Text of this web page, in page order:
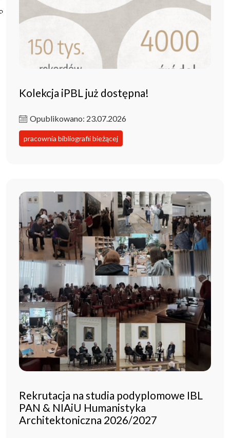
Poczta ibl.waw.pl
Kontakt
Kolekcja iPBL już dostępna!
Opublikowano: 23.07.2026
pracownia bibliografii bieżącej
Rekrutacja na studia podyplomowe IBL
PAN & NIAiU Humanistyka
Architektoniczna 2026/2027